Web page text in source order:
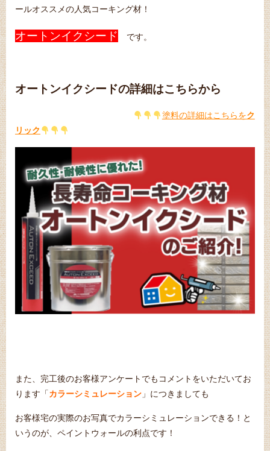
ールオススメの人気コーキング材！
オートンイクシード です。
オートンイクシードの詳細はこちらから
塗料の詳細はこちらをク
リック
また、完工後のお客様アンケートでもコメントをいただいてお
ります「カラーシミュレーション 」につきましても
お客様宅の実際のお写真でカラーシミュレーションできる！と
いうのが、ペイントウォールの利点です！